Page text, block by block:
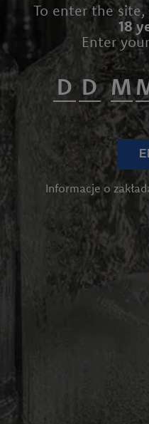
To enter the
18
Enter
Informacje o